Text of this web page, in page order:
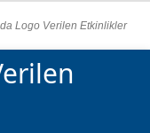
Logo Verilen Etkinlikler